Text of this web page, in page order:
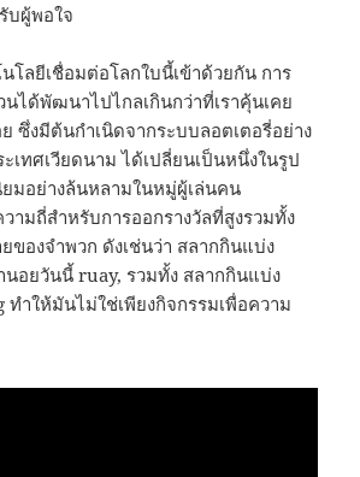
บผู้พอใจ
โลยีเชื่อมต่อโลกใบนี้เข้าด้วยกัน การ
นได้พัฒนาไปไกลเกินกว่าที่เราคุ้นเคย
ซึ่งมีต้นกำเนิดจากระบบลอตเตอรี่อย่าง
เทศเวียดนาม ได้เปลี่ยนเป็นหนึ่งในรูป
มอย่างล้นหลามในหมู่ผู้เล่นคน
ามถี่สำหรับการออกรางวัลที่สูงรวมทั้ง
ของจำพวก ดังเช่นว่า สลากกินแบ่ง
อยวันนี้ ruay, รวมทั้ง สลากกินแบ่ง
ทำให้มันไม่ใช่เพียงกิจกรรมเพื่อความ